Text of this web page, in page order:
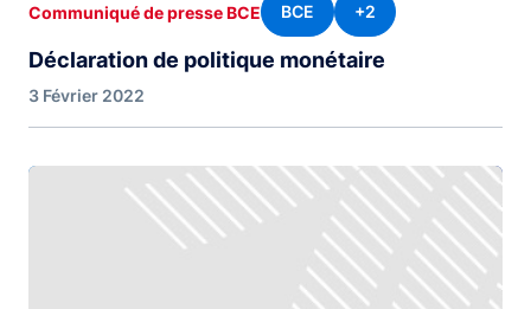
Déclaration de politique monétaire
Communiqué de presse BCE BCE +2
3 Février 2022